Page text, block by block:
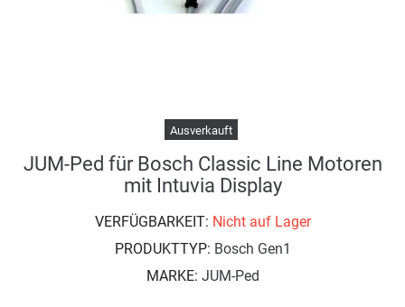
Ausverkauft
JUM-Ped für Bosch Classic Line Motoren
mit Intuvia Display
VERFÜGBARKEIT: Nicht auf Lager
PRODUKTTYP: Bosch Gen1
MARKE: JUM-Ped